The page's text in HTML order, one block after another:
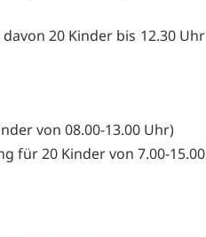
20 Kinder bis 12.30 Uhr
von 08.00-13.00 Uhr)
für 20 Kinder von 7.00-15.00